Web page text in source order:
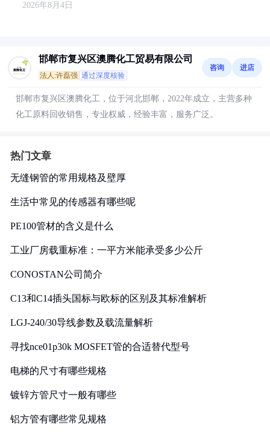
2026年8月4日
邯郸市复兴区澳腾化工贸易有限公司
法人:许磊强 通过深度核验
咨询 进店
邯郸市复兴区澳腾化工，位于河北邯郸，2022年成立，主营多种
化工原料回收销售，专业权威，经验丰富，服务广泛。
热门文章
无缝钢管的常用规格及壁厚
生活中常见的传感器有哪些呢
PE100管材的含义是什么
工业厂房载重标准：一平方米能承受多少公斤
CONOSTAN公司简介
C13和C14插头国标与欧标的区别及其标准解析
LGJ-240/30导线参数及载流量解析
寻找nce01p30k MOSFET管的合适替代型号
电梯的尺寸有哪些规格
镀锌方管尺寸一般有哪些
铝方管有哪些常见规格